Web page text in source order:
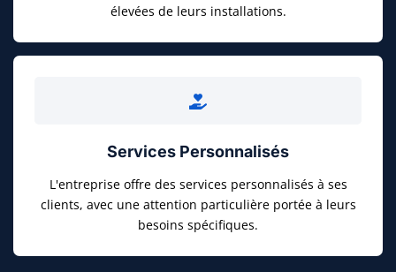
élevées de leurs installations.
Services Personnalisés
L'entreprise offre des services personnalisés à ses
clients, avec une attention particulière portée à leurs
besoins spécifiques.